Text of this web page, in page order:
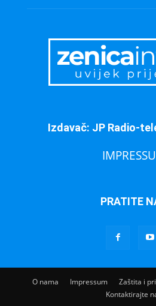
Izdavač: JP Radio-
PRATITE
O nama Impressum Zaštita i
Kontaktirajte